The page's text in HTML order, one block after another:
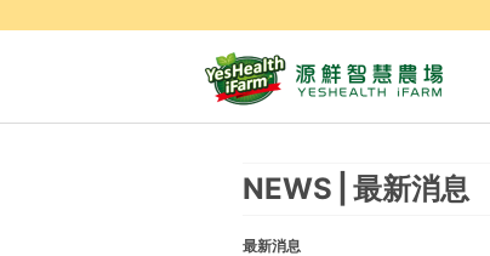
NEWS 最新消息
最新消息